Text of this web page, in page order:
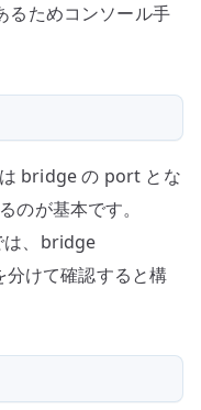
るためコンソール手
bridge の port とな
のが基本です。
、bridge
けて確認すると構